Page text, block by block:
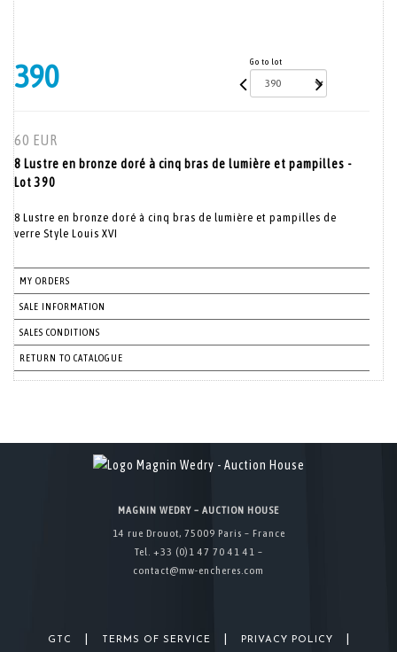
390 Go to lot
60 EUR
8 Lustre en bronze doré à cinq bras de lumière et pampilles -
Lot 390
8 Lustre en bronze doré à cinq bras de lumière et pampilles de
verre Style Louis XVI
MY ORDERS
SALE INFORMATION
SALES CONDITIONS
RETURN TO CATALOGUE
MAGNIN WEDRY – AUCTION HOUSE
14 rue Drouot, 75009 Paris – France
Tel. +33 (0)1 47 70 41 41 –
contact@mw-encheres.com
GTC TERMS OF SERVICE PRIVACY POLICY